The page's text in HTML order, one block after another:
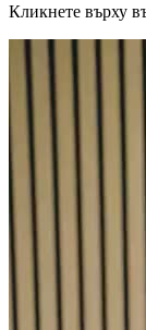
Кликнете върху